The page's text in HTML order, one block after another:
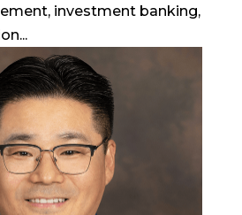
investment banking,